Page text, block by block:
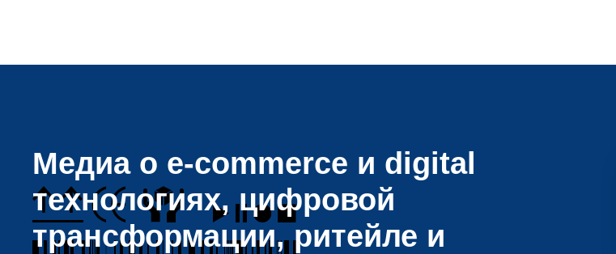
Медиа о e-commerce и digital
технологиях, цифровой
трансформации, ритейле и